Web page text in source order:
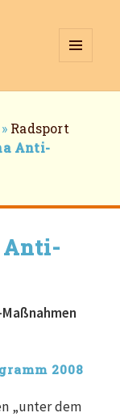
WIDGETS
» Radsport
Anti-
Anti-
2008
„unter dem